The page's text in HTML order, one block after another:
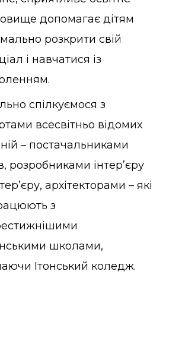
допомагає дітям
розкрити свій
і навчатися із
спілкуємося з
всесвітньо відомих
– постачальниками
розробниками інтер’єру
архітекторами – які
з
школами,
Ітонський коледж.